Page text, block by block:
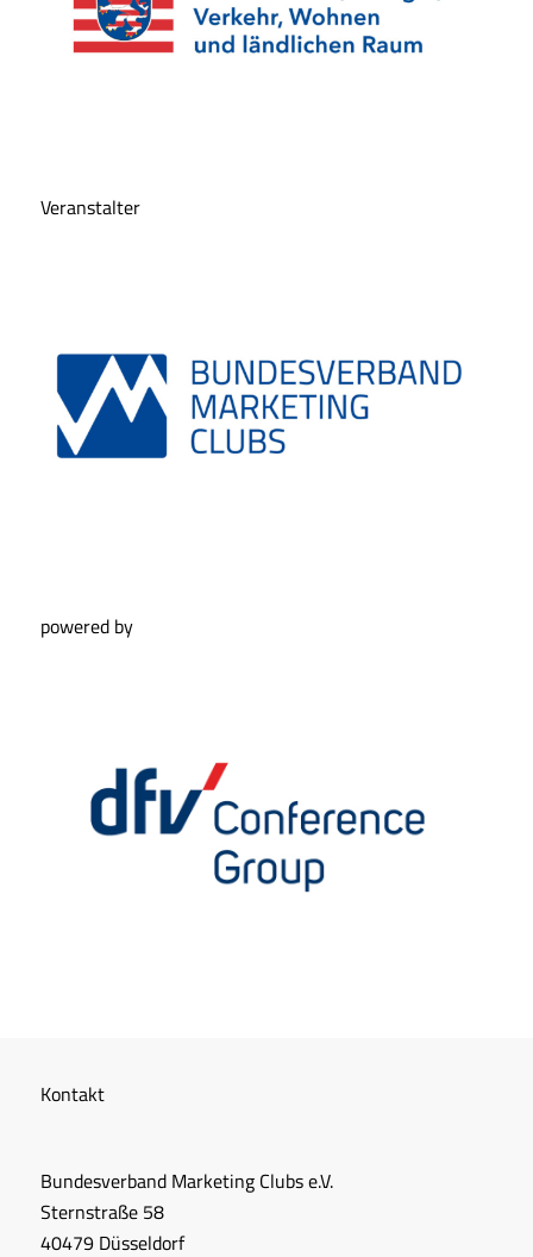
Veranstalter
powered by
Kontakt
Bundesverband Marketing Clubs e.V.
Sternstraße 58
40479 Düsseldorf